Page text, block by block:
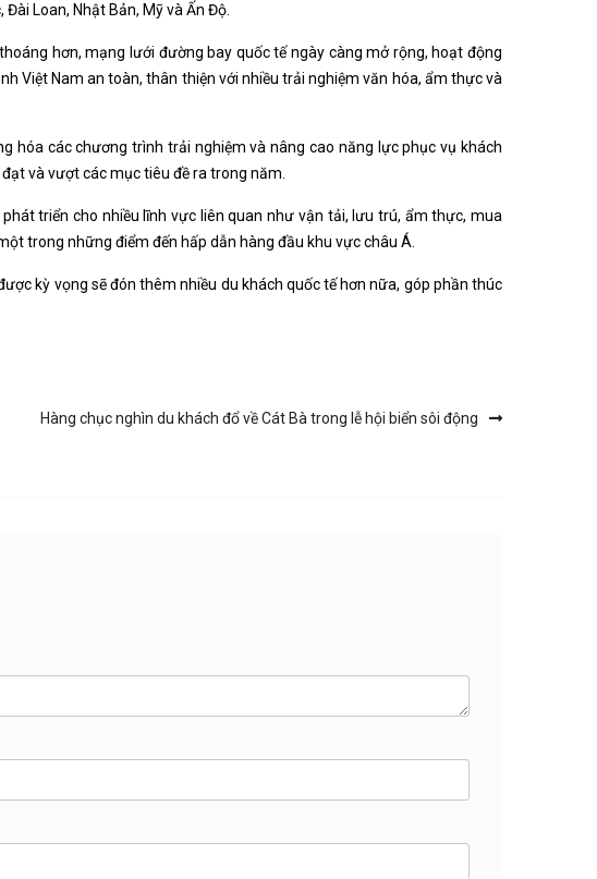
Loan, Nhật Bản, Mỹ và Ấn Độ.
hơn, mạng lưới đường bay quốc tế ngày càng mở rộng, hoạt động
Việt Nam an toàn, thân thiện với nhiều trải nghiệm văn hóa, ẩm thực và
hóa các chương trình trải nghiệm và nâng cao năng lực phục vụ khách
và vượt các mục tiêu đề ra trong năm.
triển cho nhiều lĩnh vực liên quan như vận tải, lưu trú, ẩm thực, mua
trong những điểm đến hấp dẫn hàng đầu khu vực châu Á.
kỳ vọng sẽ đón thêm nhiều du khách quốc tế hơn nữa, góp phần thúc
Hàng chục nghìn du khách đổ về Cát Bà trong lễ hội biển sôi động